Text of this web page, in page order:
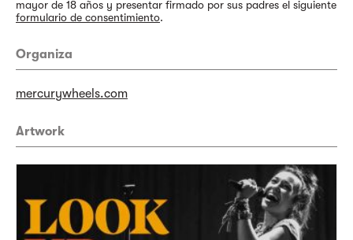
mayor de 18 años y presentar firmado por sus padres el siguiente
formulario de consentimiento.
Organiza
mercurywheels.com
Artwork